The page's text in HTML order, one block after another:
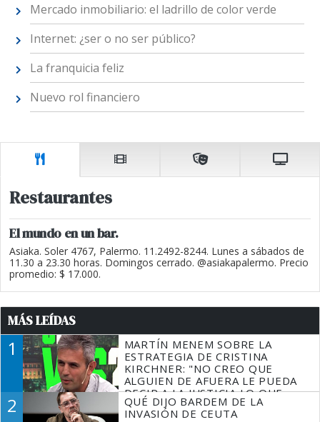
Mercado inmobiliario: el ladrillo de color verde
Internet: ¿ser o no ser público?
La franquicia feliz
Nuevo rol financiero
Restaurantes
El mundo en un bar.
Asiaka. Soler 4767, Palermo. 11.2492-8244. Lunes a sábados de
11.30 a 23.30 horas. Domingos cerrado. @asiakapalermo. Precio
promedio: $ 17.000.
MÁS LEÍDAS
1
MARTÍN MENEM SOBRE LA
ESTRATEGIA DE CRISTINA
KIRCHNER: "NO CREO QUE
ALGUIEN DE AFUERA LE PUEDA
DECIR A LA JUSTICIA LO QUE
TIENE QUE HACER"
2
QUÉ DIJO BARDEM DE LA
INVASIÓN DE CEUTA